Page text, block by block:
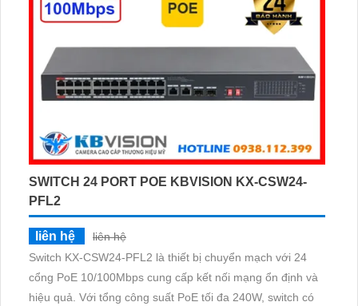
SWITCH 24 PORT POE KBVISION KX-CSW24-
PFL2
liên hệ
liên hệ
Switch KX-CSW24-PFL2 là thiết bị chuyển mạch với 24
cổng PoE 10/100Mbps cung cấp kết nối mạng ổn định và
hiệu quả. Với tổng công suất PoE tối đa 240W, switch có